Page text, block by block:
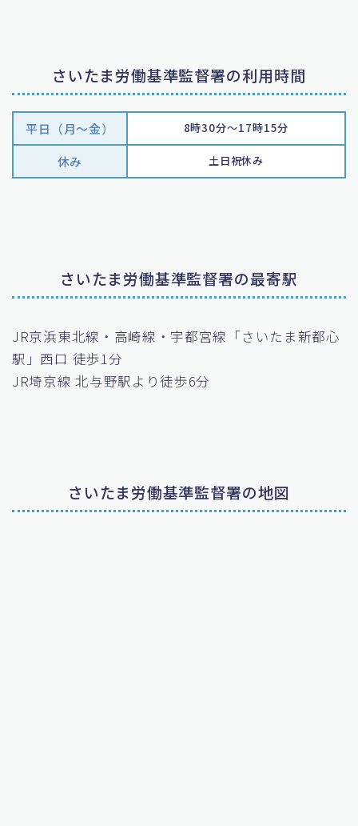
さいたま労働基準監督署の利用時間
平日（月〜金） 8時30分～17時15分
休み 土日祝休み
さいたま労働基準監督署の最寄駅
JR京浜東北線・高崎線・宇都宮線「さいたま新都心
駅」西口 徒歩1分
JR埼京線 北与野駅より徒歩6分
さいたま労働基準監督署の地図